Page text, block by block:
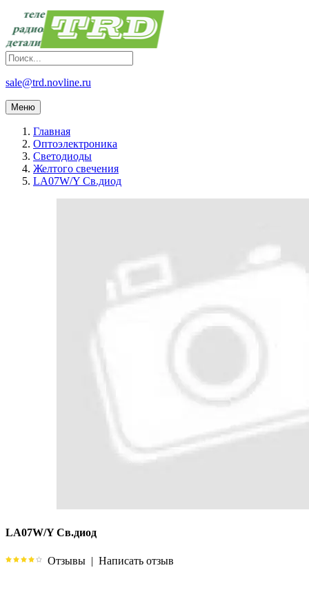
sale@trd.novline.ru
Меню
Главная
Оптоэлектроника
Светодиоды
Желтого свечения
LA07W/Y Св.диод
LA07W/Y Св.диод
Отзывы | Написать отзыв